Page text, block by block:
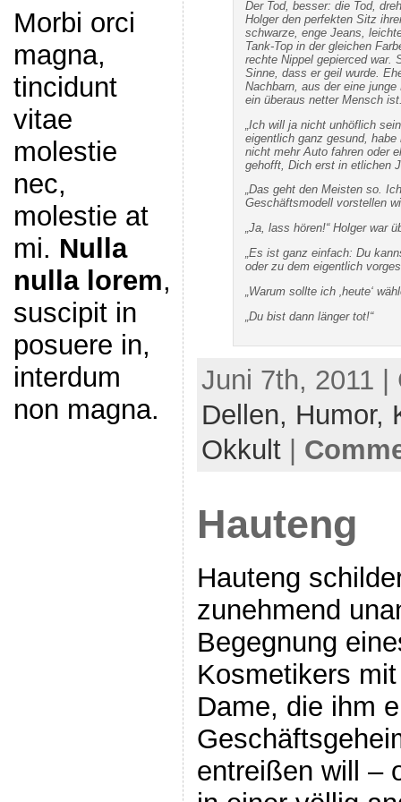
Morbi orci
magna,
tincidunt
vitae
molestie
nec,
molestie at
mi. Nulla
nulla lorem,
suscipit in
posuere in,
interdum
non magna.
Der Tod, besser: die Tod,
Holger den perfekten Sitz
schwarze, enge Jeans,
Tank-Top in der gleichen
rechte Nippel gepierced war.
Sinne, dass er geil wurde.
Nachbarn, aus der eine
ein überaus netter Mensch
„Ich will ja nicht unhöflich
eigentlich ganz gesund,
nicht mehr Auto fahren oder
gehofft, Dich erst in etlichen
„Das geht den Meisten so.
Geschäftsmodell vorstellen
„Ja, lass hören!“ Holger war
„Es ist ganz einfach: Du
oder zu dem eigentlich
„Warum sollte ich ‚heute‘
„Du bist dann länger tot!“
Juni 7th, 2011
Dellen, Humor,
Okkult|
Hauteng
Hauteng
zunehmend
Begegnung
Kosmetikers
Dame, die ihm
entreißen will –